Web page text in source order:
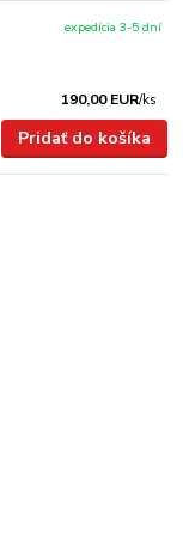
190,00 EUR/ks
expedícia 3-5 dní
Pridať do košíka